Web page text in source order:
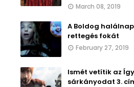
March 08, 2019
A Boldog
rettegés fokát
February 27, 2019
Ismét vetítik az
sárkányodat 3.